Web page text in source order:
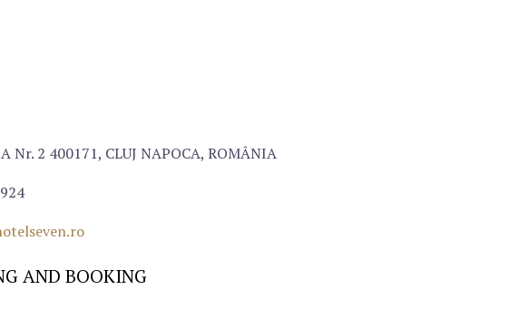
Nr. 2 400171, CLUJ NAPOCA, ROMÂNIA
AND BOOKING